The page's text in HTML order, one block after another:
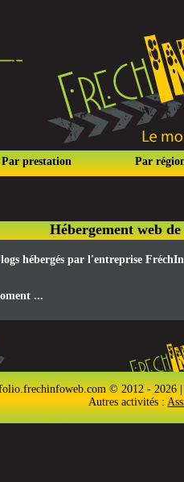
Par prestation Par
Hébergement web
hébergés par l'entreprise
...
© 2012 - 2026
Autres activités :